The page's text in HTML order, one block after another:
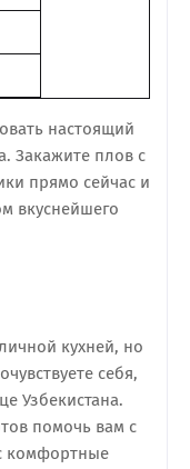
настоящий
Закажите плов с
прямо сейчас и
вкуснейшего
кухней, но
себя,
Узбекистана.
помочь вам с
комфортные